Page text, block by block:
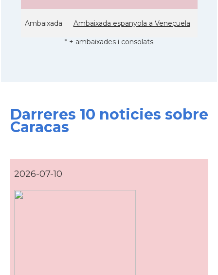
Ambaixada Ambaixada espanyola a Veneçuela
* + ambaixades i consolats
Darreres 10 noticies sobre
Caracas
2026-07-10